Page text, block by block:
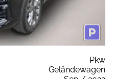
Pkw
Geländewagen